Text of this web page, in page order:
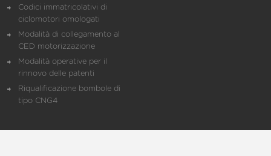
Codici immatricolativi di
ciclomotori omologati
Modalità di collegamento al
CED motorizzazione
Modalità operative per il
rinnovo delle patenti
Riqualificazione bombole di
tipo CNG4